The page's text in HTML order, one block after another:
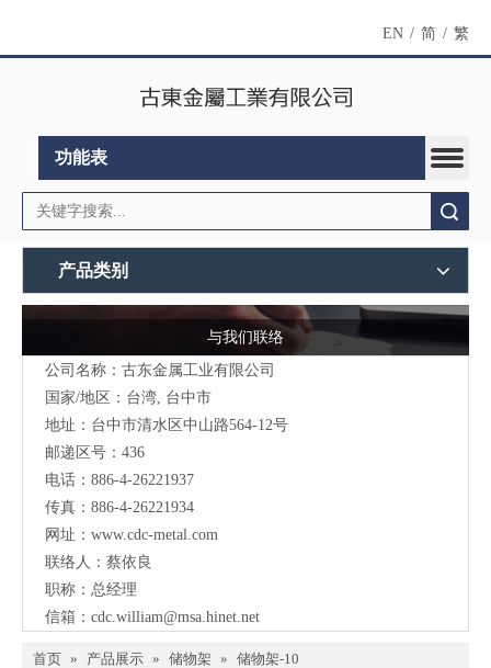
EN / 简 / 繁
功能表
产品类别
与我们联络
公司名称：古东金属工业有限公司
国家/地区：台湾, 台中市
地址：台中市清水区中山路564-12号
邮递区号：436
电话：886-4-26221937
传真：886-4-26221934
网址： www.cdc-metal.com
联络人：蔡依良
职称：总经理
信箱： cdc.william@msa.hinet.net
首页 » 产品展示 » 储物架 » 储物架-10